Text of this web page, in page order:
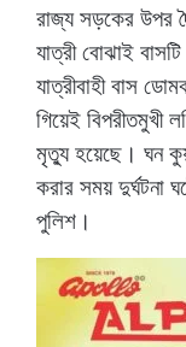
রাজ্য সড়কের উপর
যাত্রী বোঝাই
যাত্রীবাহী বাস
গিয়েই বিপরীতমুখী
মৃত্যু হয়েছে। ঘন
করার সময় দুর্ঘটনা
পুলিশ।